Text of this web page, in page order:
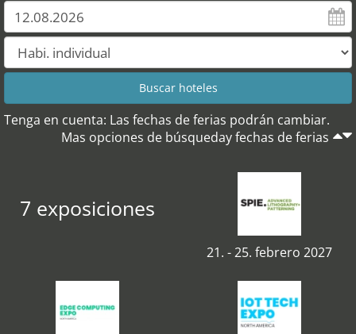
Tenga en cuenta: Las fechas de ferias podrán cambiar.
Mas opciones de búsqueday fechas de ferias
7 exposiciones
21. - 25. febrero 2027